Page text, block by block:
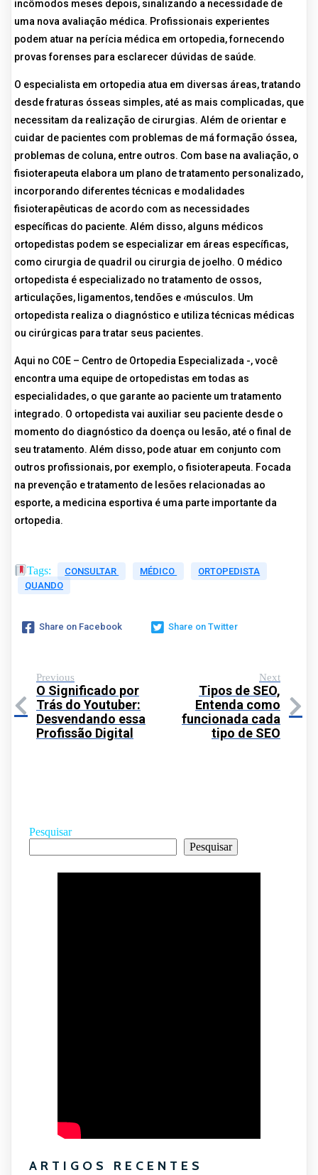
incômodos meses depois, sinalizando a necessidade de
uma nova avaliação médica. Profissionais experientes
podem atuar na perícia médica em ortopedia, fornecendo
provas forenses para esclarecer dúvidas de saúde.
O especialista em ortopedia atua em diversas áreas, tratando
desde fraturas ósseas simples, até as mais complicadas, que
necessitam da realização de cirurgias. Além de orientar e
cuidar de pacientes com problemas de má formação óssea,
problemas de coluna, entre outros. Com base na avaliação, o
fisioterapeuta elabora um plano de tratamento personalizado,
incorporando diferentes técnicas e modalidades
fisioterapêuticas de acordo com as necessidades
específicas do paciente. Além disso, alguns médicos
ortopedistas podem se especializar em áreas específicas,
como cirurgia de quadril ou cirurgia de joelho. O médico
ortopedista é especializado no tratamento de ossos,
articulações, ligamentos, tendões e ‹músculos. Um
ortopedista realiza o diagnóstico e utiliza técnicas médicas
ou cirúrgicas para tratar seus pacientes.
Aqui no COE – Centro de Ortopedia Especializada -, você
encontra uma equipe de ortopedistas em todas as
especialidades, o que garante ao paciente um tratamento
integrado. O ortopedista vai auxiliar seu paciente desde o
momento do diagnóstico da doença ou lesão, até o final de
seu tratamento. Além disso, pode atuar em conjunto com
outros profissionais, por exemplo, o fisioterapeuta. Focada
na prevenção e tratamento de lesões relacionadas ao
esporte, a medicina esportiva é uma parte importante da
ortopedia.
Tags: CONSULTAR MÉDICO
ORTOPEDISTA
QUANDO
Share on Facebook Share on Twitter
Previous
O Significado por
Trás do Youtuber:
Desvendando essa
Profissão Digital
Next
Tipos de SEO,
Entenda como
funcionada cada
tipo de SEO
Pesquisar
Pesquisar
ARTIGOS RECENTES